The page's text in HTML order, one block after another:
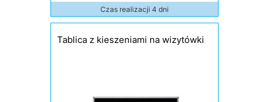
Czas realizacji 4 dni
Tablica z kieszeniami na wizytówki